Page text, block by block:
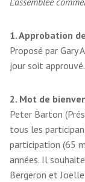
1. Approbation
Proposé par Gary
jour soit
2. Mot de
Peter Barton
tous les
participation (65
années. Il
Bergeron et